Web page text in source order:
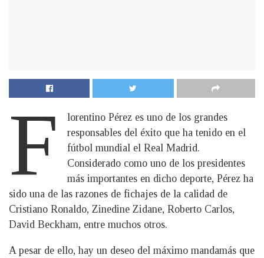
F
lorentino Pérez es uno de los grandes
responsables del éxito que ha tenido en el
fútbol mundial el Real Madrid.
Considerado como uno de los presidentes
más importantes en dicho deporte, Pérez ha
sido una de las razones de fichajes de la calidad de
Cristiano Ronaldo, Zinedine Zidane, Roberto Carlos,
David Beckham, entre muchos otros.
A pesar de ello, hay un deseo del máximo mandamás que